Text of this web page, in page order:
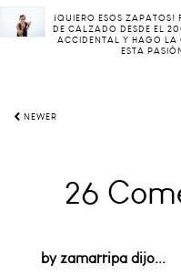
¡QUIERO ESOS ZAPATOS!
DE CALZADO DESDE EL
ACCIDENTAL Y HAGO LA
ESTA
NEWER
26
by zamarripa dijo...